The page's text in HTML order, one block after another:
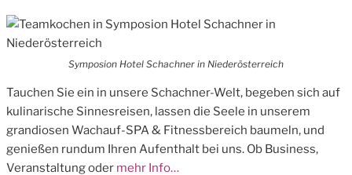
Symposion Hotel Schachner in Niederösterreich
Tauchen Sie ein in unsere Schachner-Welt, begeben sich auf
kulinarische Sinnesreisen, lassen die Seele in unserem
grandiosen Wachauf-SPA & Fitnessbereich baumeln, und
genießen rundum Ihren Aufenthalt bei uns. Ob Business,
Veranstaltung oder mehr Info…